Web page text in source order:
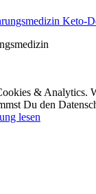
& Analytics.
Du den
lesen